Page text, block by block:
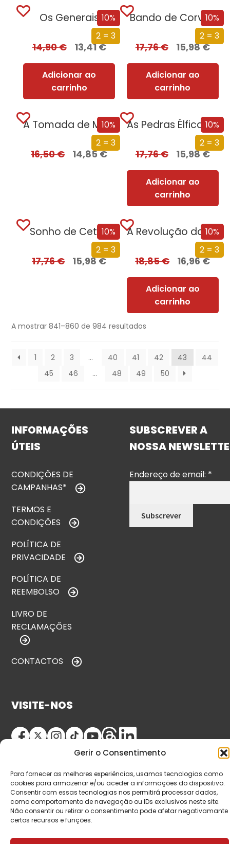
Gerir o Consentimento
Para fornecer as melhores experiências, usamos tecnologias como
cookies para armazenar e/ou aceder a informações do dispositivo.
Consentir com essas tecnologias nos permitirá processar dados,
como comportamento de navegação ou IDs exclusivos neste site.
Não consentir ou retirar o consentimento pode afetar negativamante
certos recursos e funções.
10%
2 = 3
Os Generais
14,90€ 13,41€
Adicionar ao
carrinho
10%
2 = 3
Bando de Corvos
17,76€ 15,98€
Adicionar ao
carrinho
10%
2 = 3
A Tomada de Madrid
16,50€ 14,85€
10%
2 = 3
As Pedras Élficas de Shannara
17,76€ 15,98€
Adicionar ao
carrinho
10%
2 = 3
Sonho de Cetim
17,76€ 15,98€
10%
2 = 3
A Revolução da Mulher das Pevides
18,85€ 16,96€
Adicionar ao
carrinho
A mostrar 841–860 de 984 resultados
1 2 3 … 40 41 42 43
44
45
46 … 48 49 50
INFORMAÇÕES
ÚTEIS
CONDIÇÕES DE
CAMPANHAS*
TERMOS E
CONDIÇÕES
POLÍTICA DE
PRIVACIDADE
POLÍTICA DE
REEMBOLSO
LIVRO DE
RECLAMAÇÕES
CONTACTOS
SUBSCREVER A
NOSSA
Endereço de email: *
VISITE-NOS
© Copyright 2026 Saída de Emergência. Todos os
direitos reservados.